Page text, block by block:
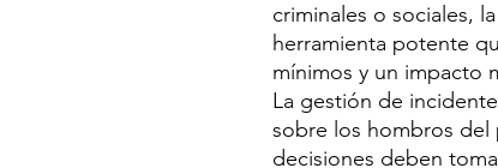
criminales o sociales,
herramienta potente
mínimos y un impacto
La gestión de
sobre los hombros del
decisiones deben